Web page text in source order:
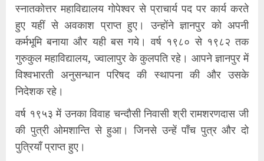
स्नातकोत्तर महाविद्यालय गोपेश्वर से प्राचार्य पद पर कार्य करते
हुए यहीं से अवकाश प्राप्त हुए। उन्होंने ज्ञानपुर को अपनी
कर्मभूमि बनाया और यही बस गये। वर्ष १९८० से १९८२ तक
गुरुकुल महाविद्यालय, ज्वालापुर के कुलपति रहे। आपने ज्ञानपुर में
विश्वभारती अनुसन्धान परिषद की स्थापना की और उसके
निदेशक रहे।
वर्ष १९५३ में उनका विवाह चन्दौसी निवासी श्री रामशरणदास जी
की पुत्री ओमशान्ति से हुआ। जिनसे उन्हें पाँच पुत्र और दो
पुत्रियाँ प्राप्त हुए।